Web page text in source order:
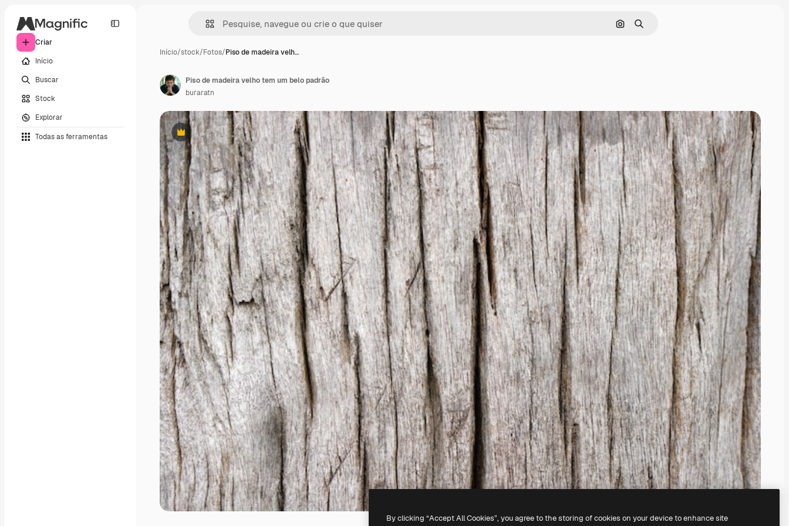
Criar
Início
Buscar
Stock
Explorar
Todas as ferramentas
Pesquisar por imagem
Buscar
Início/stock/Fotos/Piso de madeira velh…
Premium
Piso de madeira velho tem um belo padrão
buraratn
By clicking “Accept All Cookies”, you agree to the storing of cookies on your device to enhance site